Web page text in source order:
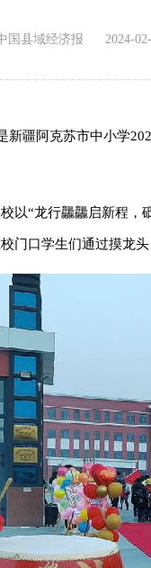
国县域经济报 2024-
新疆阿克苏市中小学
以“龙行龘龘启新程
门口学生们通过摸龙